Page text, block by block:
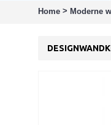
Home > Moderne